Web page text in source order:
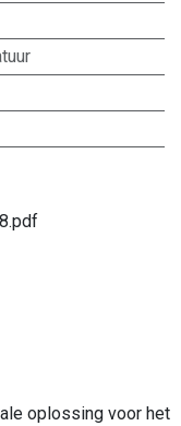
oplossing voor het